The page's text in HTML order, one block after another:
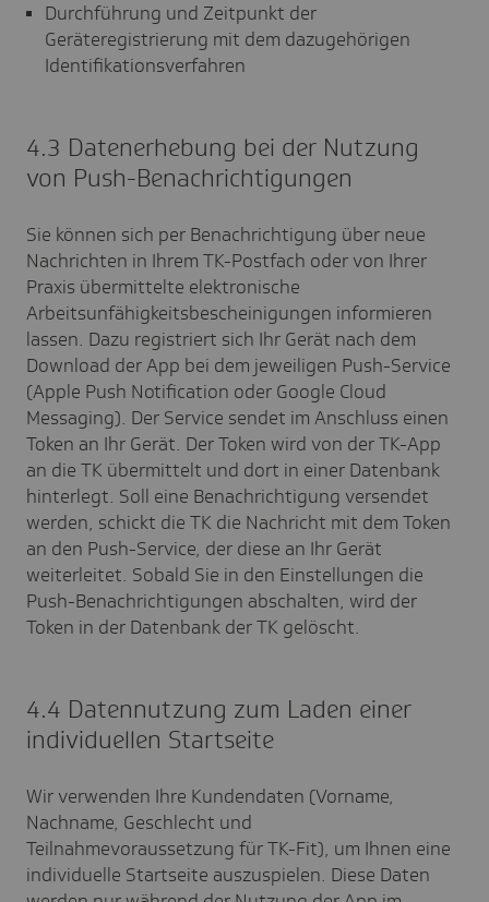
Durchführung und Zeitpunkt der
Geräteregistrierung mit dem dazugehörigen
Identifikationsverfahren
4.3 Datenerhebung bei der Nutzung
von Push-Benachrichtigungen
Sie können sich per Benachrichtigung über neue
Nachrichten in Ihrem TK-Postfach oder von Ihrer
Praxis übermittelte elektronische
Arbeitsunfähigkeitsbescheinigungen informieren
lassen. Dazu registriert sich Ihr Gerät nach dem
Download der App bei dem jeweiligen Push-Service
(Apple Push Notification oder Google Cloud
Messaging). Der Service sendet im Anschluss einen
Token an Ihr Gerät. Der Token wird von der TK-App
an die TK übermittelt und dort in einer Datenbank
hinterlegt. Soll eine Benachrichtigung versendet
werden, schickt die TK die Nachricht mit dem Token
an den Push-Service, der diese an Ihr Gerät
weiterleitet. Sobald Sie in den Einstellungen die
Push-Benachrichtigungen abschalten, wird der
Token in der Datenbank der TK gelöscht.
4.4 Datennutzung zum Laden einer
individuellen Startseite
Wir verwenden Ihre Kundendaten (Vorname,
Nachname, Geschlecht und
Teilnahmevoraussetzung für TK-Fit), um Ihnen eine
individuelle Startseite auszuspielen. Diese Daten